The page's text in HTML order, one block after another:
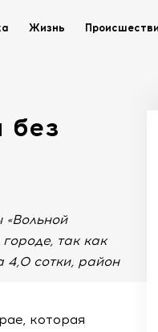
Жизнь
без
так как
4,0 сотки, район
которая